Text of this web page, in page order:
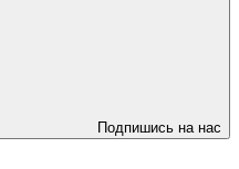
Подпишись на нас